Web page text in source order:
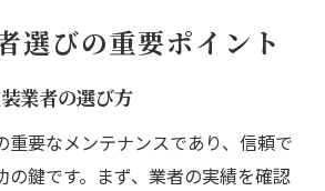
選びの重要ポイント
業者の選び方
重要なメンテナンスであり、信頼で
の鍵です。まず、業者の実績を確認